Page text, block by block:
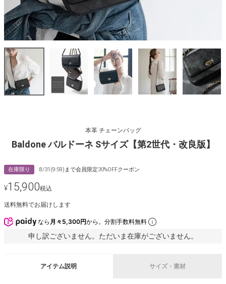
本革 チェーンバッグ
Baldone バルドーネ Sサイズ【第2世代・改良版】
在庫限り 8/31(9:59)まで会員限定30%OFFクーポン
¥15,900税込
送料無料でお届けします
なら 月々5,300円から。分割手数料無料
申し訳ございません。ただいま在庫がございません。
アイテム説明 サイズ・素材